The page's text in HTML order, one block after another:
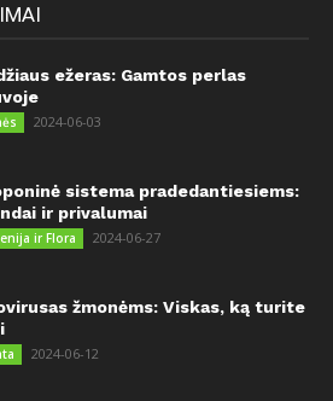
ežeras: Gamtos perlas
2024-06-03
sistema pradedantiesiems:
ir privalumai
ir Flora 2024-06-27
žmonėms: Viskas, ką turite
2024-06-12